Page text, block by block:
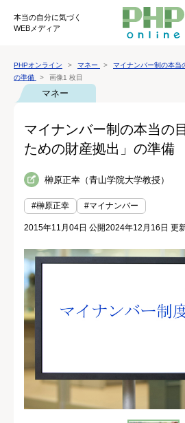
本当の自分に気づく
WEBメディア
PHPオンライン マネー
マイナンバー制の本当
の準備
画像1 枚目
マネー
マイナンバー制の本当の
ための財産拠出」の準備
榊原正幸（青山学院大学教授）
#榊原正幸 #マイナンバー
2015年11月04日 公開2024年12月16日 更